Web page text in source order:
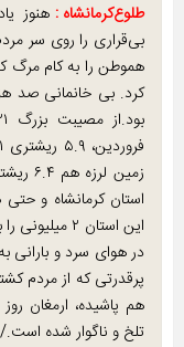
طلوع‌‌کرمانشاه :
کرد. بی خانمانی صد
استان کرمانشاه و
این استان ۲
در هوای سرد و بارانی
پرقدرتی که از مردم
هم پاشیده، ارمغان
تلخ و ناگوار شده است./